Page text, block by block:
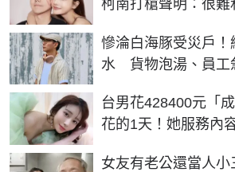
柯南打槍聲明：很難
慘淪白海豚受災戶！
水 貨物泡湯、員工
台男花428400元「
花的1天！她服務內
女友有老公還當人